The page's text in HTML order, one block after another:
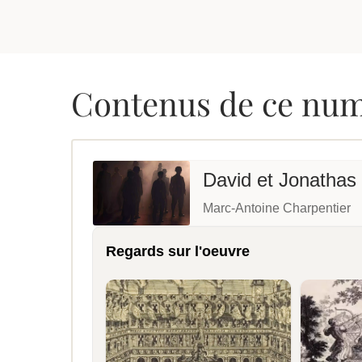
Contenus de ce
David et Jonathas
Marc-Antoine Charpentier
Regards sur l'oeuvre